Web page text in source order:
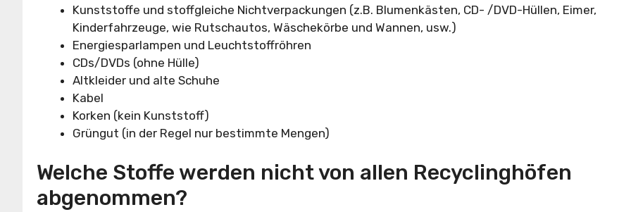
Kunststoffe und stoffgleiche Nichtverpackungen (z.B. Blumenkästen, CD- /DVD-Hüllen, Eimer,
Kinderfahrzeuge, wie Rutschautos, Wäschekörbe und Wannen, usw.)
Energiesparlampen und Leuchtstoffröhren
CDs/DVDs (ohne Hülle)
Altkleider und alte Schuhe
Kabel
Korken (kein Kunststoff)
Grüngut (in der Regel nur bestimmte Mengen)
Welche Stoffe werden nicht von allen Recyclinghöfen
abgenommen?